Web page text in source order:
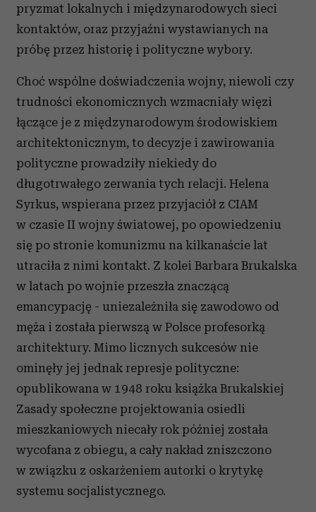
pryzmat lokalnych i międzynarodowych sieci
kontaktów, oraz przyjaźni wystawianych na
próbę przez historię i polityczne wybory.
Choć wspólne doświadczenia wojny, niewoli czy
trudności ekonomicznych wzmacniały więzi
łączące je z międzynarodowym środowiskiem
architektonicznym, to decyzje i zawirowania
polityczne prowadziły niekiedy do
długotrwałego zerwania tych relacji. Helena
Syrkus, wspierana przez przyjaciół z CIAM
w czasie II wojny światowej, po opowiedzeniu
się po stronie komunizmu na kilkanaście lat
utraciła z nimi kontakt. Z kolei Barbara Brukalska
w latach po wojnie przeszła znaczącą
emancypację - uniezależniła się zawodowo od
męża i została pierwszą w Polsce profesorką
architektury. Mimo licznych sukcesów nie
ominęły jej jednak represje polityczne:
opublikowana w 1948 roku książka Brukalskiej
Zasady społeczne projektowania osiedli
mieszkaniowych niecały rok później została
wycofana z obiegu, a cały nakład zniszczono
w związku z oskarżeniem autorki o krytykę
systemu socjalistycznego.